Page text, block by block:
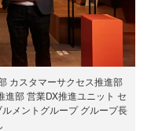
カスタマーサクセス推進部
部 営業DX推進ユニット セ
メントグループ グループ長